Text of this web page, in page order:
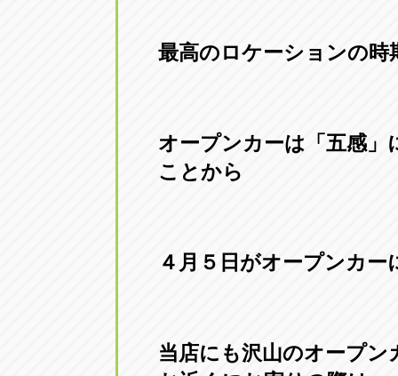
最高のロケーションの時
オープンカーは「五感
ことから
４月５日がオープンカ
当店にも沢山のオープ